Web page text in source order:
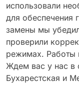
использовали
для обеспечения
замены мы
проверили
режимах. Работы
Ждем вас у нас в
Бухарестская и